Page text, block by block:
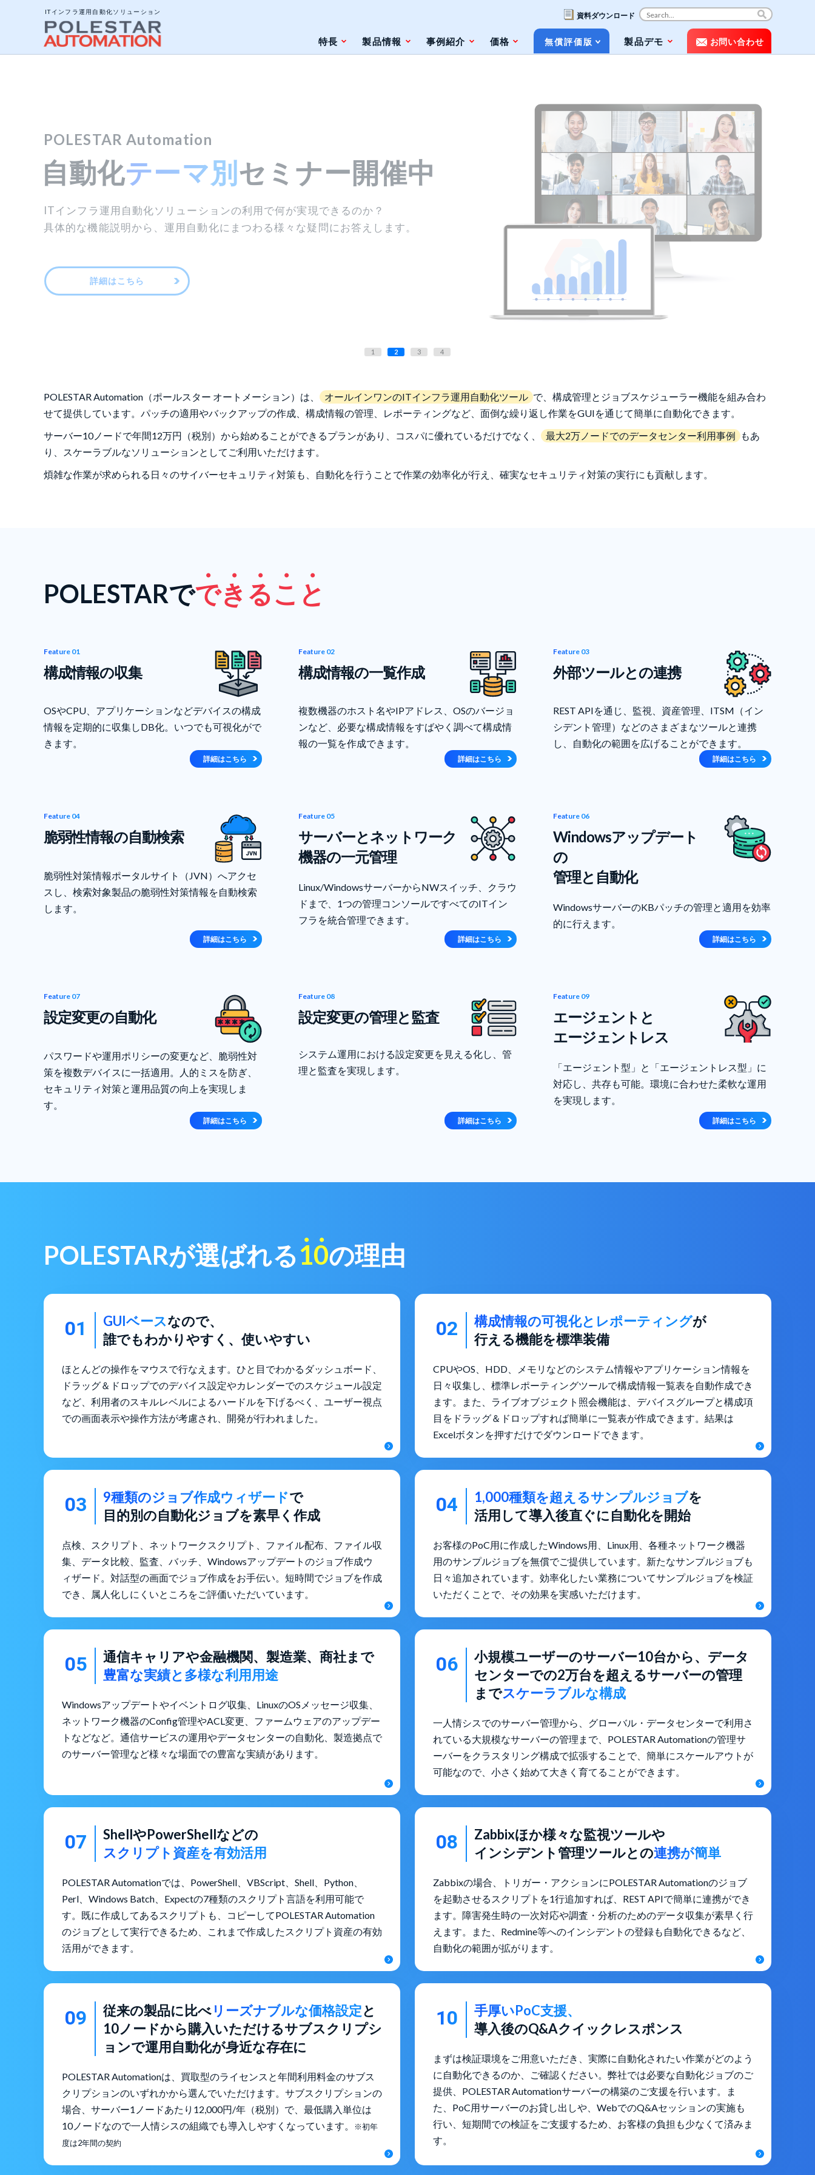
ITインフラ運用自動化ソリューション 資料ダウンロード
コ
特長 製品情報
ポリシーテンプレート
アドオンツール
API公開インターフェースと利用方法
ツールとの連携（監視やインシデント管
理ツール）
フレット）
動画で知るPOLESTAR Automation
メディア掲載
よくある質問（FAQ）
事例紹介 価格 無償評価版 製品デモ お問い合わせ
ITインフラ運用DX
まるっと構築支援 サービス
運用自動化ツール（監視、構成管理）の全面的な採用で運用DXを支援。
運用管理の現場では、人手不足への対応だけでなく、
スクリプト無料配布中！
脆弱性対策情報の 自動検索
脆弱性対策情報ポータルサイトへアクセスし、
検索対象製品の脆弱性対策情報を自動検索できます。
詳細はこちら
POLESTAR Automation
自動化テーマ別 セミナー開催中
ITインフラ運用自動化ソリューションの利用で何が実現できるのか？
具体的な機能説明から、運用自動化にまつわる様々な疑問にお答えします。
詳細はこちら
180日間無償で、存分に使い倒せる
POLESTARAutomationの
無償評価版
Windows PCにインストール可能。すぐに自動化の効果を体感いただけます。
ITインフラ運用DX
まるっと構築支援 サービス
運用自動化ツール（監視、構成管理）の全面的な採用で運用DXを支援。
運用管理の現場では、人手不足への対応だけでなく、
スクリプト無料配布中！
脆弱性対策情報の 自動検索
脆弱性対策情報ポータルサイトへアクセスし、
検索対象製品の脆弱性対策情報を自動検索できます。
詳細はこちら
1 2 3 4
POLESTAR Automation（ポールスター オートメーション）は、 オールインワンのITインフラ運用自動化ツール で、構成管理とジョブスケジューラー機能を組み合わ
せて提供しています。パッチの適用やバックアップの作成、構成情報の管理、レポーティングなど、面倒な繰り返し作業をGUIを通じて簡単に自動化できます。
サーバー10ノードで年間12万円（税別）から始めることができるプランがあり、コスパに優れているだけでなく、
最大2万ノードでのデータセンター利用事例
もあ
り、スケーラブルなソリューションとしてご利用いただけます。
煩雑な作業が求められる日々のサイバーセキュリティ対策も、自動化を行うことで作業の効率化が行え、確実なセキュリティ対策の実行にも貢献します。
POLESTARででき るこ と
Feature 01
構成情報の収集
OSやCPU、アプリケーションなどデバイスの構成
情報を定期的に収集しDB化。いつでも可視化がで
きます。
詳細はこちら
Feature 02
構成情報の一覧作成
複数機器のホスト名やIPアドレス、OSのバージョ
ンなど、必要な構成情報をすばやく調べて構成情
報の一覧を作成できます。
詳細はこちら
Feature 03
外部ツールとの連携
REST APIを通じ、監視、資産管理、ITSM（イン
シデント管理）などのさまざまなツールと連携
し、自動化の範囲を広げることができます。
詳細はこちら
Feature 04
脆弱性情報の自動検索
脆弱性対策情報ポータルサイト（JVN）へアクセ
スし、検索対象製品の脆弱性対策情報を自動検索
します。
詳細はこちら
Feature 05
サーバーとネットワーク
機器の一元管理
Linux/WindowsサーバーからNWスイッチ、クラウ
ドまで、1つの管理コンソールですべてのITイン
フラを統合管理できます。
詳細はこちら
Feature 06
Windowsアップデート
の
管理と自動化
WindowsサーバーのKBパッチの管理と適用を効率
的に行えます。
詳細はこちら
Feature 07
設定変更の自動化
パスワードや運用ポリシーの変更など、脆弱性対
策を複数デバイスに一括適用。人的ミスを防ぎ、
セキュリティ対策と運用品質の向上を実現しま
す。
詳細はこちら
Feature 08
設定変更の管理と監査
システム運用における設定変更を見える化し、管
理と監査を実現します。
詳細はこちら
Feature 09
エージェントと
エージェントレス
「エージェント型」と「エージェントレス型」に
対応し、共存も可能。環境に合わせた柔軟な運用
を実現します。
詳細はこちら
POLESTARが選ばれる10の理由
01 GUIベースなので、
誰でもわかりやすく、使いやすい
ほとんどの操作をマウスで行なえます。ひと目でわかるダッシュボード、
ドラッグ＆ドロップでのデバイス設定やカレンダーでのスケジュール設定
など、利用者のスキルレベルによるハードルを下げるべく、ユーザー視点
での画面表示や操作方法が考慮され、開発が行われました。
02 構成情報の可視化とレポーティングが
行える機能を標準装備
CPUやOS、HDD、メモリなどのシステム情報やアプリケーション情報を
日々収集し、標準レポーティングツールで構成情報一覧表を自動作成でき
ます。また、ライブオブジェクト照会機能は、デバイスグループと構成項
目をドラッグ＆ドロップすれば簡単に一覧表が作成できます。結果は
Excelボタンを押すだけでダウンロードできます。
03 9種類のジョブ作成ウィザードで
目的別の自動化ジョブを素早く作成
点検、スクリプト、ネットワークスクリプト、ファイル配布、ファイル収
集、データ比較、監査、バッチ、Windowsアップデートのジョブ作成ウ
ィザード。対話型の画面でジョブ作成をお手伝い。短時間でジョブを作成
でき、属人化しにくいところをご評価いただいています。
04 1,000種類を超えるサンプルジョブを
活用して導入後直ぐに自動化を開始
お客様のPoC用に作成したWindows用、Linux用、各種ネットワーク機器
用のサンプルジョブを無償でご提供しています。新たなサンプルジョブも
日々追加されています。効率化したい業務についてサンプルジョブを検証
いただくことで、その効果を実感いただけます。
05
通信キャリアや金融機関、製造業、商社まで
豊富な実績と多様な利用用途
Windowsアップデートやイベントログ収集、LinuxのOSメッセージ収集、
ネットワーク機器のConfig管理やACL変更、ファームウェアのアップデー
トなどなど。通信サービスの運用やデータセンターの自動化、製造拠点で
のサーバー管理など様々な場面での豊富な実績があります。
06
小規模ユーザーのサーバー10台から、データ
センターでの2万台を超えるサーバーの管理
までスケーラブルな構成
一人情シスでのサーバー管理から、グローバル・データセンターで利用さ
れている大規模なサーバーの管理まで、POLESTAR Automationの管理サ
ーバーをクラスタリング構成で拡張することで、簡単にスケールアウトが
可能なので、小さく始めて大きく育てることができます。
07
ShellやPowerShellなどの
スクリプト資産を有効活用
POLESTAR Automationでは、PowerShell、VBScript、Shell、Python、
Perl、Windows Batch、Expectの7種類のスクリプト言語を利用可能で
す。既に作成してあるスクリプトも、コピーしてPOLESTAR Automation
のジョブとして実行できるため、これまで作成したスクリプト資産の有効
活用ができます。
08
Zabbixほか様々な監視ツールや
インシデント管理ツールとの連携が簡単
Zabbixの場合、トリガー・アクションにPOLESTAR Automationのジョブ
を起動させるスクリプトを1行追加すれば、REST APIで簡単に連携ができ
ます。障害発生時の一次対応や調査・分析のためのデータ収集が素早く行
えます。また、Redmine等へのインシデントの登録も自動化できるなど、
自動化の範囲が拡がります。
09 従来の製品に比べリーズナブルな価格設定と
10ノードから購入いただけるサブスクリプシ
ョンで運用自動化が身近な存在に
POLESTAR Automationは、買取型のライセンスと年間利用料金のサブス
クリプションのいずれかから選んでいただけます。サブスクリプションの
場合、サーバー1ノードあたり12,000円/年（税別）で、最低購入単位は
10ノードなので一人情シスの組織でも導入しやすくなっています。
※初年
度は2年間の契約
10
手厚いPoC支援、
導入後のQ&Aクイックレスポンス
まずは検証環境をご用意いただき、実際に自動化されたい作業がどのよう
に自動化できるのか、ご確認ください。弊社では必要な自動化ジョブのご
提供、POLESTAR Automationサーバーの構築のご支援を行います。ま
た、PoC用サーバーのお貸し出しや、WebでのQ&Aセッションの実施も
行い、短期間での検証をご支援するため、お客様の負担も少なくて済みま
す。